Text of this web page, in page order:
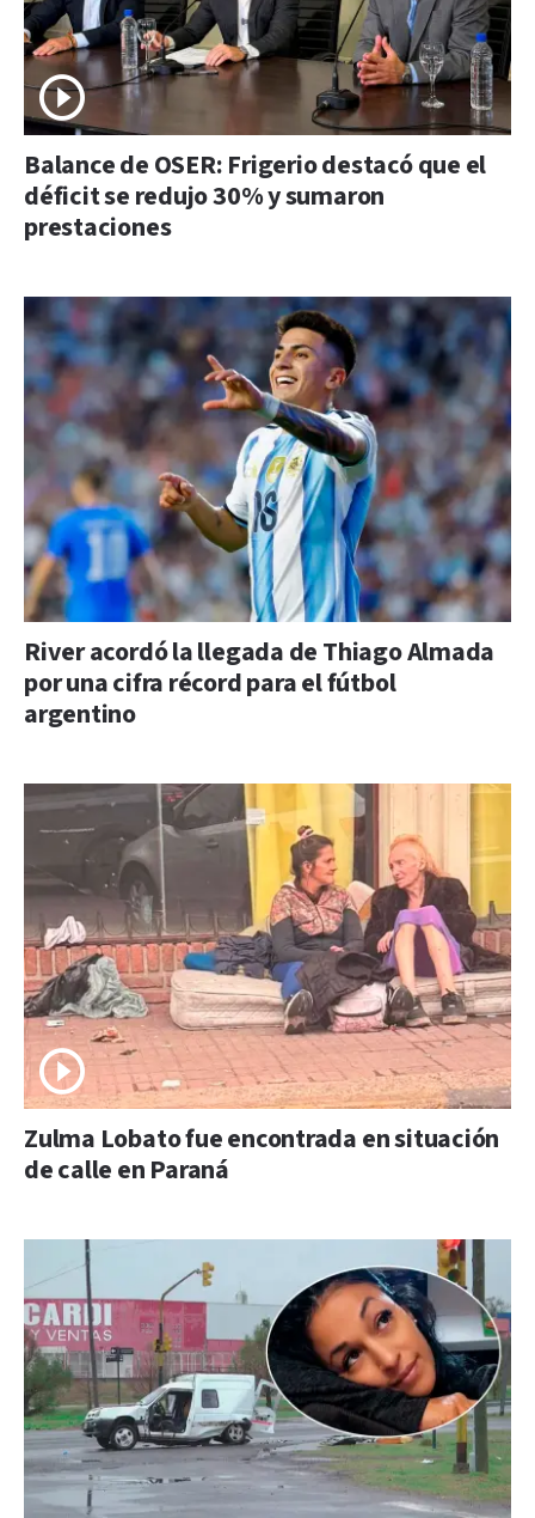
Balance de OSER: Frigerio destacó que el
déficit se redujo 30% y sumaron
prestaciones
River acordó la llegada de Thiago Almada
por una cifra récord para el fútbol
argentino
Zulma Lobato fue encontrada en situación
de calle en Paraná